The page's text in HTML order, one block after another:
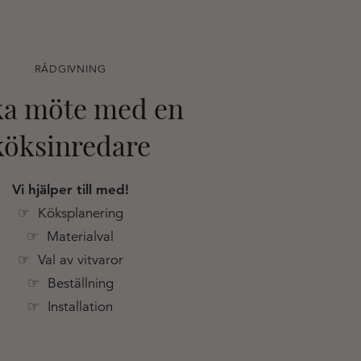
RÅDGIVNING
möte med en
Vi hjälper till med!
☞ Köksplanering
☞ Materialval
☞ Val av vitvaror
☞ Beställning
☞ Installation